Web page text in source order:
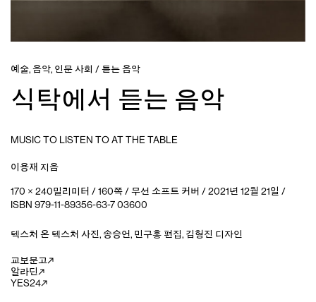
예술, 음악, 인문 사회 / 듣는 음악
식탁에서 듣는 음악
MUSIC TO LISTEN TO AT THE TABLE
이용재 지음
170 × 240밀리미터 / 160쪽 / 무선 소프트 커버 / 2021년 12월 21일 /
ISBN 979-11-89356-63-7 03600
텍스처 온 텍스처 사진 송승언 민구홍 편집 김형진 디자인
교보문고
알라딘
YES24